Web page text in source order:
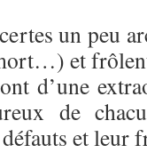
un peu
et
d’une
de
et leur